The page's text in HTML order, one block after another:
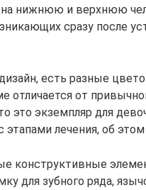
на нижнюю и верхнюю
сразу после
есть разные
отличается от
это экземпляр для
лечения, об
конструктивные
для зубного ряда,